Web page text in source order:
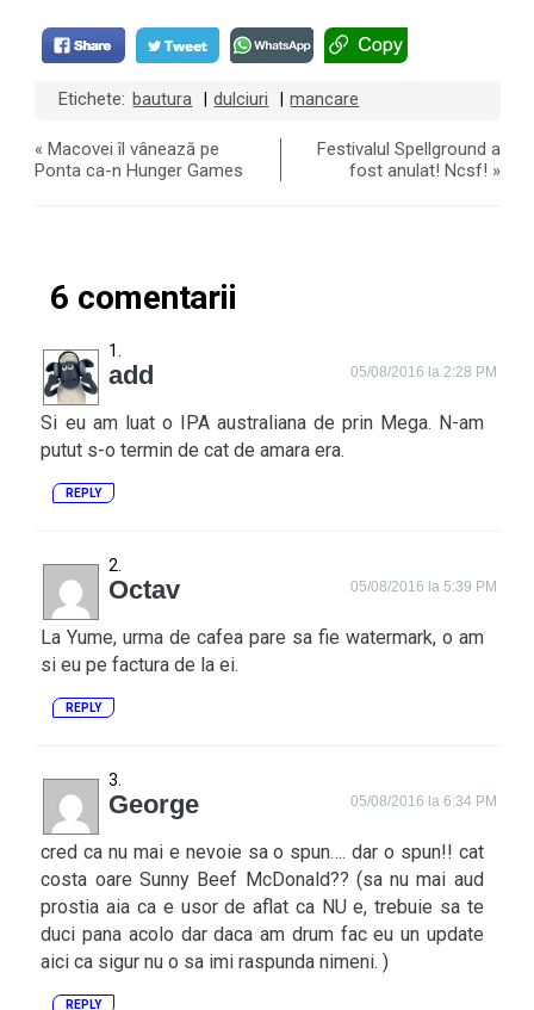
Etichete: bautura dulciuri mancare
«Macovei îl vânează pe
Ponta ca-n Hunger Games
Festivalul Spellground a
fost anulat! Ncsf! »
6 comentarii
add 05/08/2016 la 2:28 PM
Si eu am luat o IPA australiana de prin Mega. N-am
putut s-o termin de cat de amara era.
REPLY
Octav 05/08/2016 la 5:39 PM
La Yume, urma de cafea pare sa fie watermark, o am
si eu pe factura de la ei.
REPLY
George 05/08/2016 la 6:34 PM
cred ca nu mai e nevoie sa o spun…. dar o spun!! cat
costa oare Sunny Beef McDonald?? (sa nu mai aud
prostia aia ca e usor de aflat ca NU e, trebuie sa te
duci pana acolo dar daca am drum fac eu un update
aici ca sigur nu o sa imi raspunda nimeni. )
REPLY